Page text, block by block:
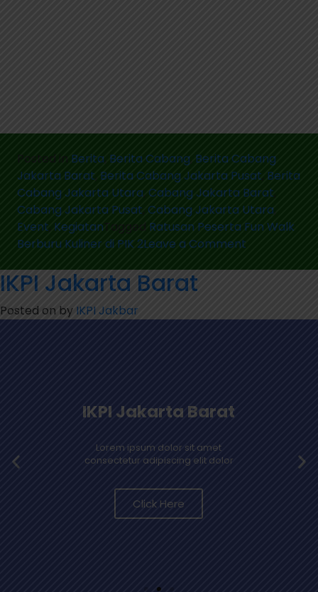
Posted in Berita, Berita Cabang Berita Cabang
Jakarta Barat Berita Cabang Jakarta Pusat, Berita
Cabang Jakarta Utara, Cabang Jakarta Barat,
Cabang Jakarta Pusat, Cabang Jakarta Utara
Event, KegiatanTagged Ratusan Peserta Fun Walk
Berburu Kuliner di PIK 2Leave a Comment
IKPI Jakarta Barat
Posted on by IKPI Jakbar
IKPI Jakarta Barat
Lorem ipsum dolor sit amet
consectetur adipiscing elit dolor
Click Here